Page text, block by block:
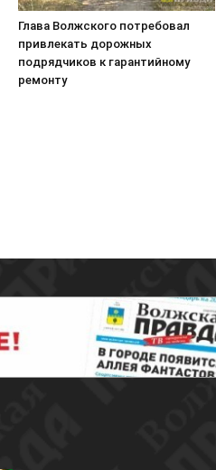
Глава Волжского потребовал
привлекать дорожных
подрядчиков к гарантийному
ремонту